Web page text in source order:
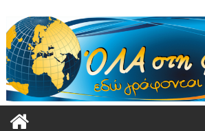
στο
περιεχόμενο